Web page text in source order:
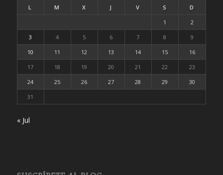
L M X J V S
D
1
2
3
4 5 6 7 8
9
10
11 12 13 14 15
16
17
18 19 20 21 22
23
24
25 26 27 28 29
30
31
« Jul